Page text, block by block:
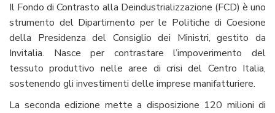
Il Fondo di Contrasto alla Deindustrializzazione (FCD) è uno
strumento del Dipartimento per le Politiche di Coesione
della Presidenza del Consiglio dei Ministri, gestito da
Invitalia. Nasce per contrastare l’impoverimento del
tessuto produttivo nelle aree di crisi del Centro Italia,
sostenendo gli investimenti delle imprese manifatturiere.
La seconda edizione mette a disposizione 120 milioni di